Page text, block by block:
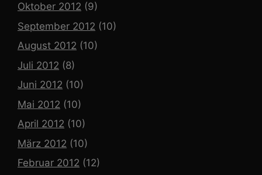
Oktober 2012 (9)
September 2012 (10)
August 2012 (10)
Juli 2012 (8)
Juni 2012 (10)
Mai 2012 (10)
April 2012 (10)
März 2012 (10)
Februar 2012 (12)